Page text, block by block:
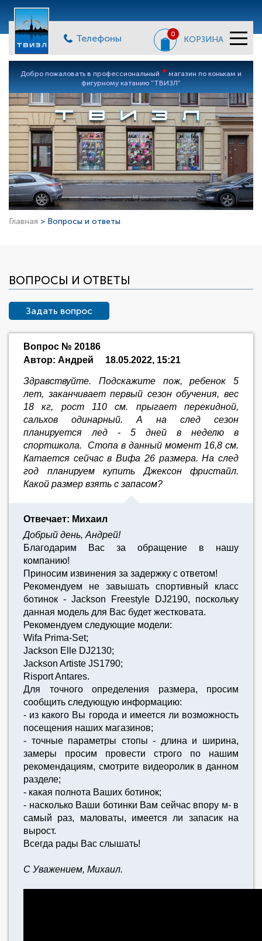
Телефоны 0
КОРЗИНА
Добро пожаловать в профессиональный * магазин по конькам и
фигурному катанию "ТВИЗЛ"
Главная > Вопросы и ответы
ВОПРОСЫ И ОТВЕТЫ
Задать вопрос
Вопрос № 20186
Автор: Андрей
18.05.2022, 15:21
Здравствуйте. Подскажите пож, ребенок 5
лет, заканчивает первый сезон обучения, вес
18 кг, рост 110 см. прыгает перекидной,
сальхов одинарный. А на след сезон
планируется лед - 5 дней в неделю в
спортшкола. Стопа в данный момент 16,8 см.
Катается сейчас в Вифа 26 размера. На след
год планируем купить Джексон фристайл.
Какой размер взять с запасом?
Отвечает: Михаил
Добрый день, Андрей!
Благодарим Вас за обращение в нашу
компанию!
Приносим извинения за задержку с ответом!
Рекомендуем не завышать спортивный класс
ботинок - Jackson Freestyle DJ2190, поскольку
данная модель для Вас будет жестковата.
Рекомендуем следующие модели:
Wifa Prima-Set;
Jackson Elle DJ2130;
Jackson Artiste JS1790;
Risport Antares.
Для точного определения размера, просим
сообщить следующую информацию:
- из какого Вы города и имеется ли возможность
поcещения наших магазинов;
- точные параметры стопы - длина и ширина,
замеры просим провести строго по нашим
рекомендациям, смотрите видеоролик в данном
разделе;
- какая полнота Ваших ботинок;
- насколько Ваши ботинки Вам сейчас впору м- в
самый раз, маловаты, имеется ли запасик на
вырост.
Всегда рады Вас слышать!
С Уважением, Михаил.